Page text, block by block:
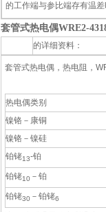
的工作端与参比端存有温
套管式热电偶WRE2-
的详细资料：
套管式热电偶，热电阻，
热电偶类别
镍铬－康铜
镍铬－镍硅
铂铑13-铂
铂铑10 －铂
铂铑30 －铂铑6